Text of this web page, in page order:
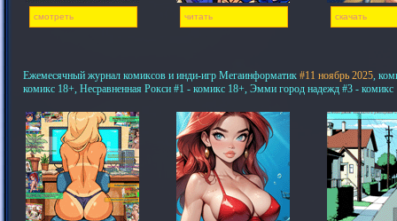
смотреть читать скачать
Ежемесячный журнал комиксов и инди-игр Мегаинформатик #11 ноябрь 2025,
комикс 18+, Несравненная Рокси #1 - комикс 18+, Эмми город надежд #3 - комикс